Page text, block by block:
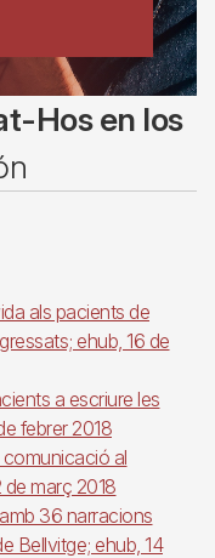
Hos en los
als pacients de
ehub, 16 de
a escriure les
febrer 2018
al
març 2018
36 narracions
Bellvitge; ehub, 14